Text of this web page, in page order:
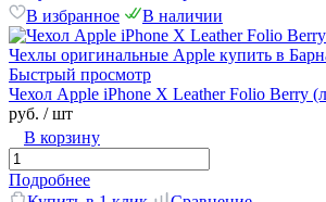
В избранное
В наличии
Быстрый просмотр
Чехол Apple iPhone X Leather Folio Berry
руб. / шт
В корзину
Подробнее